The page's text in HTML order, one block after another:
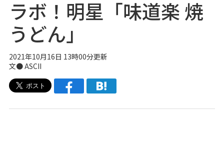
ラボ！明星「味道楽 焼
うどん」
2021年10月16日 13時00分更新
文● ASCII